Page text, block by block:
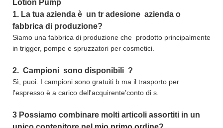
1. La tua azienda è un tr adesione azienda o
fabbrica di produzione?
Siamo una fabbrica di produzione che prodotto principalmente
in trigger, pompe e spruzzatori per cosmetici.
2. Campioni sono disponibili ?
Sì, puoi. I campioni sono gratuiti b ma il trasporto per
l'espresso è a carico dell'acquirente’conto di s.
3 Possiamo combinare molti articoli assortiti in un